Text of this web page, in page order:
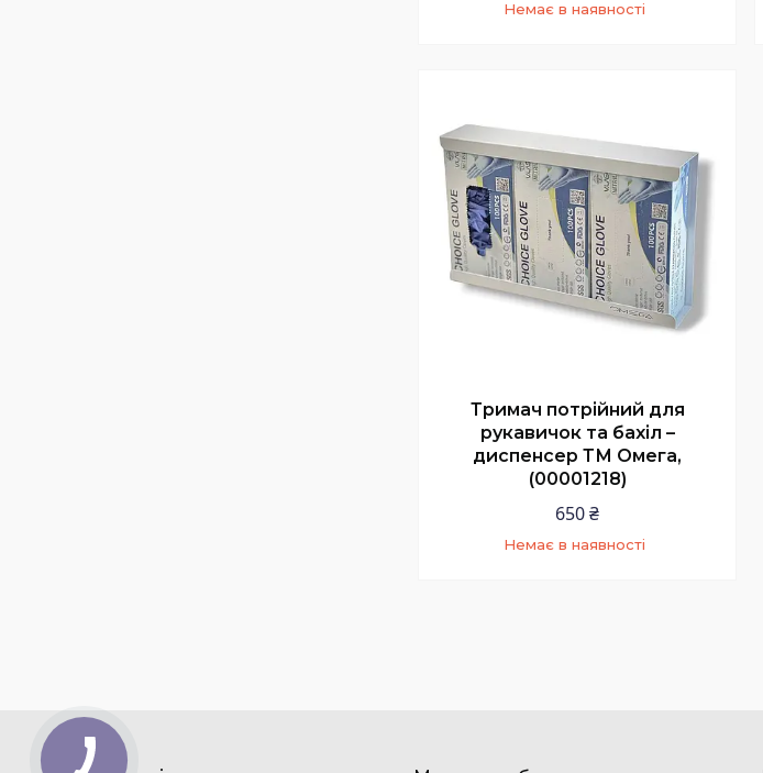
Немає в наявності
Тримач потрійний для
рукавичок та бахіл –
диспенсер ТМ Омега,
(00001218)
650 ₴
Немає в наявності